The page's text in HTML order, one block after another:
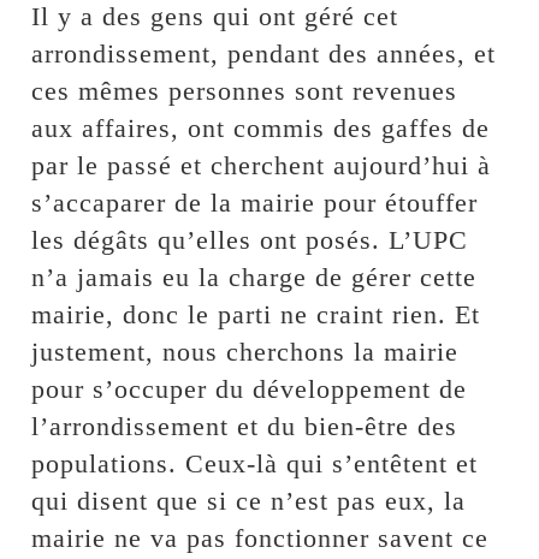
Il y a des gens qui ont géré cet
arrondissement, pendant des années, et
ces mêmes personnes sont revenues
aux affaires, ont commis des gaffes de
par le passé et cherchent aujourd’hui à
s’accaparer de la mairie pour étouffer
les dégâts qu’elles ont posés. L’UPC
n’a jamais eu la charge de gérer cette
mairie, donc le parti ne craint rien. Et
justement, nous cherchons la mairie
pour s’occuper du développement de
l’arrondissement et du bien-être des
populations. Ceux-là qui s’entêtent et
qui disent que si ce n’est pas eux, la
mairie ne va pas fonctionner savent ce